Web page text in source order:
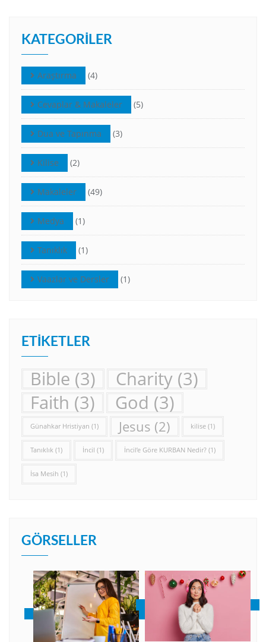
KATEGORILER
Araştırma (4)
Cevaplar & Makaleler (5)
Dua ve Tapınma (3)
Kilise (2)
Makaleler (49)
Medya (1)
Tanıklık (1)
Vaazlar ve Dersler (1)
ETIKETLER
Bible (3) Charity (3)
Faith (3) God (3)
Günahkar Hristiyan (1) Jesus (2) kilise (1)
Tanıklık (1) İncil (1) İncil’e Göre KURBAN Nedir? (1)
İsa Mesih (1)
GÖRSELLER